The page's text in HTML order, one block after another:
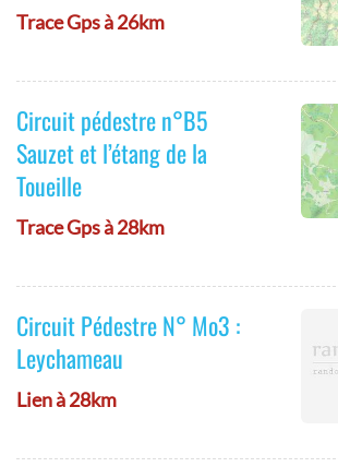
Trace Gps à 26km
Circuit pédestre n°B5
Sauzet et l’étang de la
Toueille
Trace Gps à 28km
Circuit Pédestre N° Mo3 :
Leychameau
Lien à 28km